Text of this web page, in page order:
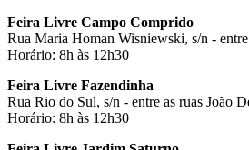
Feira Livre Campo Comprido
Rua Maria Homan Wisniewski, s/n -
Horário: 8h às 12h30
Feira Livre Fazendinha
Rua Rio do Sul, s/n - entre as ruas João
Horário: 8h às 12h30